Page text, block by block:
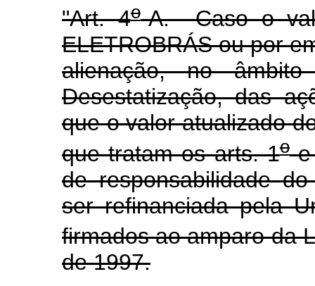
"Art. 4o-A. Caso o
ELETROBRÁS ou por
alienação, no
Desestatização, das
que o valor atualizado
que tratam os arts. 1oe
de responsabilidade
ser refinanciada pela
firmados ao amparo da
de 1997.